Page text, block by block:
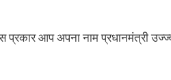
आप अपना नाम प्रधानमंत्री